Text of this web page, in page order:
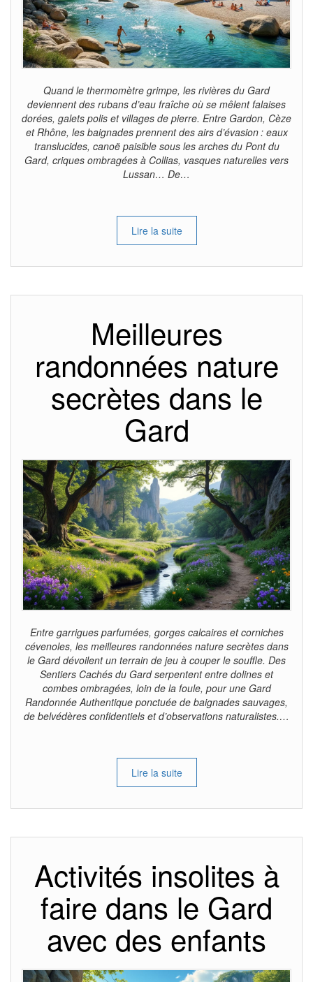
Quand le thermomètre grimpe, les rivières du Gard
deviennent des rubans d’eau fraîche où se mêlent falaises
dorées, galets polis et villages de pierre. Entre Gardon, Cèze
et Rhône, les baignades prennent des airs d’évasion : eaux
translucides, canoë paisible sous les arches du Pont du
Gard, criques ombragées à Collias, vasques naturelles vers
Lussan… De…
Lire la suite
Meilleures
randonnées nature
secrètes dans le
Gard
Entre garrigues parfumées, gorges calcaires et corniches
cévenoles, les meilleures randonnées nature secrètes dans
le Gard dévoilent un terrain de jeu à couper le souffle. Des
Sentiers Cachés du Gard serpentent entre dolines et
combes ombragées, loin de la foule, pour une Gard
Randonnée Authentique ponctuée de baignades sauvages,
de belvédères confidentiels et d’observations naturalistes.…
Lire la suite
Activités insolites à
faire dans le Gard
avec des enfants